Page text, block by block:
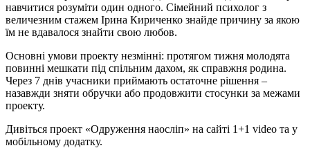
навчитися розуміти один одного. Сімейний психолог з
величезним стажем Ірина Кириченко знайде причину за якою
їм не вдавалося знайти свою любов.
Основні умови проекту незмінні: протягом тижня молодята
повинні мешкати під спільним дахом, як справжня родина.
Через 7 днів учасники приймають остаточне рішення –
назавжди зняти обручки або продовжити стосунки за межами
проекту.
Дивіться проект «Одруження наосліп» на сайті 1+1 video та у
мобільному додатку.